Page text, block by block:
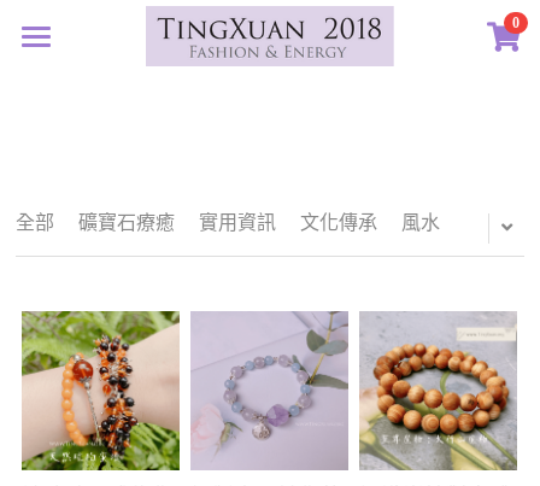
0
客訂圖集
創作選購
01｜星球羈絆
02｜夏戀女神
03｜遠古遺珠
04｜藍星精靈
05｜自然樂章
定製表單
認識素材
礦寶晶石
琥珀蜜蠟
香中之金
礦寶絮語
認識我們
關於我們
珠寶設計TXJ
全部 礦寶石療癒 實用資訊 文化傳承 風水
×
商品分類 ×
部落格分類
治癒
情誼
親密伴侶